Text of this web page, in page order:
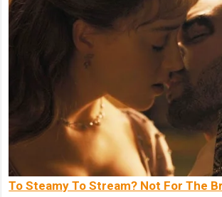
To Steamy To Stream? Not For The